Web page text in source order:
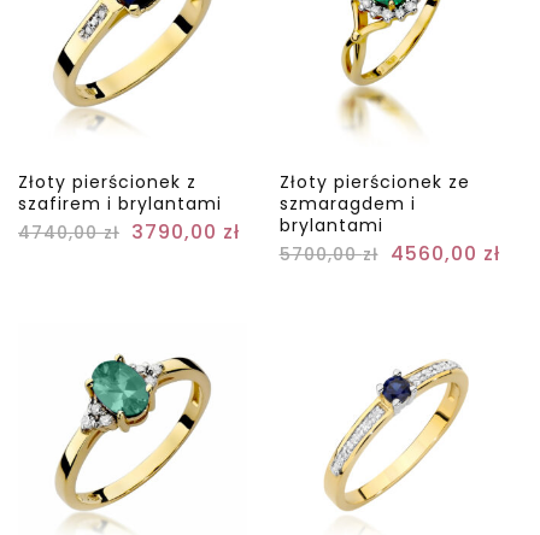
Złoty pierścionek z
szafirem i brylantami
4740,00zł 3790,00 zł
Złoty pierścionek ze
szmaragdem i
brylantami
5700,00zł 4560,00 zł